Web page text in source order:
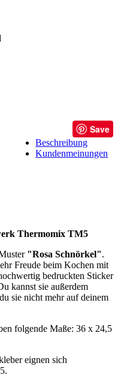
Save
Beschreibung
Kundenmeinungen
Thermomix TM5
"Rosa Schnörkel".
Freude beim Kochen mit
bedruckten Sticker
kannst sie außerdem
sie nicht mehr auf deinem
folgende Maße: 36 x 24,5
eignen sich